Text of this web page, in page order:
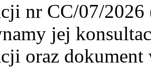
nr CC/07/
jej
oraz